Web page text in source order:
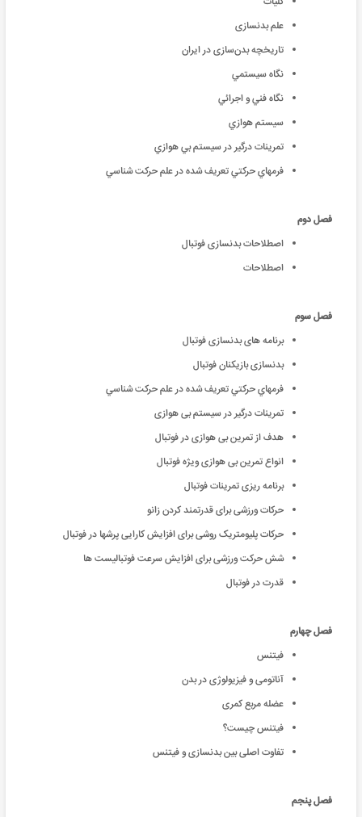
علم بدنسازی
تاریخچه بدن‌سازی در ایران
نگاه سيستمي
نگاه فني و اجرائي
سيستم هوازي
تمرينات درگير در سيستم بي هوازي
فرمهاي حركتي تعريف شده در علم حركت شناسي
فصل دوم
اصطلاحات بدنسازی فوتبال
اصطلاحات
فصل سوم
برنامه های بدنسازی فوتبال
بدنسازی بازیکنان فوتبال
فرمهاي حركتي تعريف شده در علم حركت شناسي
تمرينات درگير در سيستم بی هوازی
هدف از تمرین بی هوازی در فوتبال
انواع تمرین بی هوازی ویژه فوتبال
برنامه ریزی تمرینات فوتبال
حرکات ورزشی برای قدرتمند کردن زانو
حرکات پلیومتریک روشی برای افزایش کارایی پرشها در فوتبال
شش حرکت ورزشی برای افزایش سرعت فوتبالیست ها
قدرت در فوتبال
فصل چهارم
فیتنس
آناتومی و فیزیولوژی در بدن
عضله مربع کمری
فیتنس چیست؟
تفاوت اصلی بین بدنسازی و فیتنس
فصل پنجم